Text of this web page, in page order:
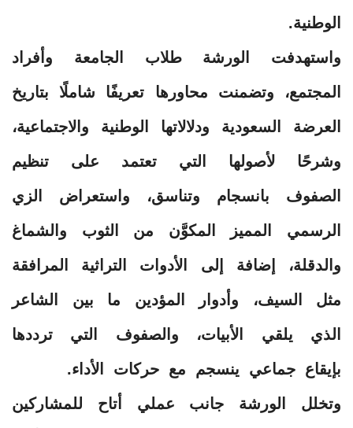
الوطنية.
واستهدفت الورشة طلاب الجامعة وأفراد
المجتمع، وتضمنت محاورها تعريفًا شاملًا بتاريخ
العرضة السعودية ودلالاتها الوطنية والاجتماعية،
وشرحًا لأصولها التي تعتمد على تنظيم
الصفوف بانسجام وتناسق، واستعراض الزي
الرسمي المميز المكوَّن من الثوب والشماغ
والدقلة، إضافة إلى الأدوات التراثية المرافقة
مثل السيف، وأدوار المؤدين ما بين الشاعر
الذي يلقي الأبيات، والصفوف التي ترددها
بإيقاع جماعي ينسجم مع حركات الأداء.
وتخلل الورشة جانب عملي أتاح للمشاركين